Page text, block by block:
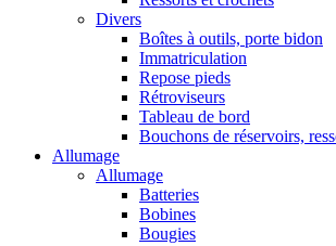
Divers
Boîtes à outils, porte bidon
Immatriculation
Repose pieds
Rétroviseurs
Tableau de bord
Bouchons de réservoirs,
Allumage
Allumage
Batteries
Bobines
Bougies